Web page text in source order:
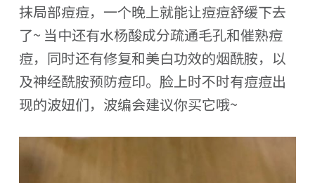
抹局部痘痘，一个晚上就能让痘痘舒缓下去
了~ 当中还有水杨酸成分疏通毛孔和催熟痘
痘，同时还有修复和美白功效的烟酰胺，以
及神经酰胺预防痘印。脸上时不时有痘痘出
现的波妞们，波编会建议你买它哦~